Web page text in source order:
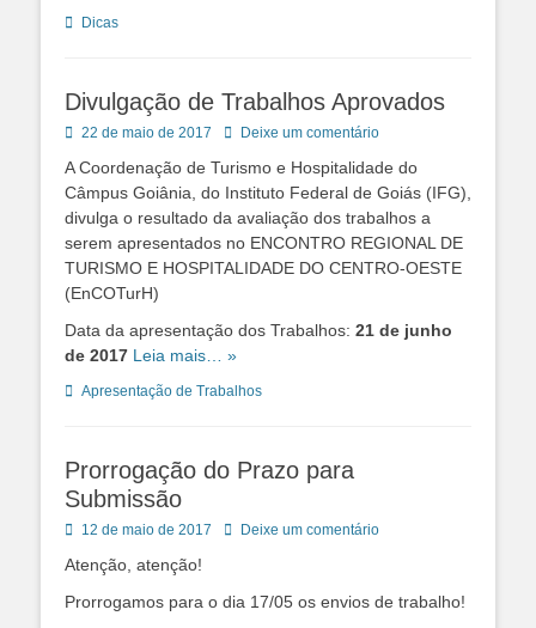
Categorias:
Dicas
Divulgação de Trabalhos Aprovados
Posted
22 de maio de 2017 Deixe um comentário
A Coordenação de Turismo e Hospitalidade do
Câmpus Goiânia, do Instituto Federal de Goiás (IFG),
divulga o resultado da avaliação dos trabalhos a
serem apresentados no ENCONTRO REGIONAL DE
TURISMO E HOSPITALIDADE DO CENTRO-OESTE
(EnCOTurH)
Data da apresentação dos Trabalhos: 21 de junho
de 2017 Leia mais… »
Categorias:
Apresentação de Trabalhos
Prorrogação do Prazo para
Submissão
Posted
12 de maio de 2017 Deixe um comentário
Atenção, atenção!
Prorrogamos para o dia 17/05 os envios de trabalho!